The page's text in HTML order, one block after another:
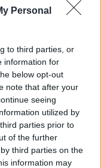
Personal
to third parties, or
information for
below opt-out
note that after your
seeing
utilized by
parties prior to
of the further
third parties on the
information may